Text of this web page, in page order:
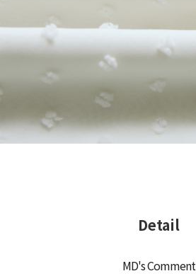
Detail
MD's Comment